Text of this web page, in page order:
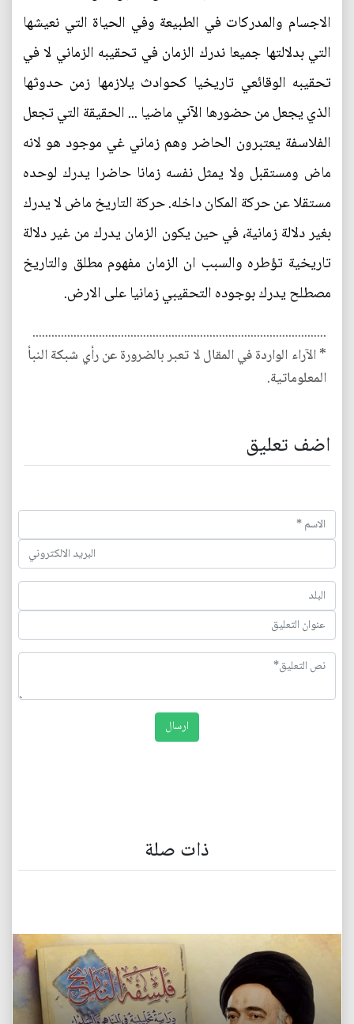
الاجسام والمدركات في الطبيعة وفي الحياة التي نعيشها
التي بدلالتها جميعا ندرك الزمان في تحقيبه الزماني لا في
تحقيبه الوقائعي تاريخيا كحوادث يلازمها زمن حدوثها
الذي يجعل من حضورها الآني ماضيا ... الحقيقة التي تجعل
الفلاسفة يعتبرون الحاضر وهم زماني غي موجود هو لانه
ماض ومستقبل ولا يمثل نفسه زمانا حاضرا يدرك لوحده
مستقلا عن حركة المكان داخله. حركة التاريخ ماض لا يدرك
بغير دلالة زمانية، في حين يكون الزمان يدرك من غير دلالة
تاريخية تؤطره والسبب ان الزمان مفهوم مطلق والتاريخ
مصطلح يدرك بوجوده التحقيبي زمانيا على الارض.
.............................................................................................
* الآراء الواردة في المقال لا تعبر بالضرورة عن رأي شبكة النبأ
المعلوماتية.
اضف تعليق
ذات صلة